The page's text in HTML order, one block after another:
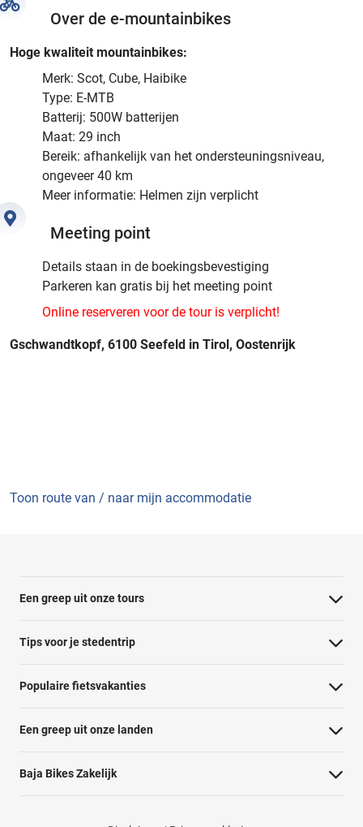
Over de e-mountainbikes
Hoge kwaliteit mountainbikes:
Merk: Scot, Cube, Haibike
Type: E-MTB
Batterij: 500W batterijen
Maat: 29 inch
Bereik: afhankelijk van het ondersteuningsniveau,
ongeveer 40 km
Meer informatie: Helmen zijn verplicht
Meeting point
Details staan in de boekingsbevestiging
Parkeren kan gratis bij het meeting point
Online reserveren voor de tour is verplicht!
Gschwandtkopf, 6100 Seefeld in Tirol, Oostenrijk
Toon route van / naar mijn accommodatie
Een greep uit onze tours
Barcelona Panorama tour
Dubai Highlights fietstour
Dublin fietstour
Kaapstad Township tour
Krakau Highlights fietstour
Tips voor je stedentrip
Wat te doen in Amsterdam
Wat te doen in Barcelona
Wat te doen in Berlijn
Wat te doen in Boedapest
Wat te doen in Lissabon
Populaire fietsvakanties
Fietsvakantie Duitsland
Fietsvakantie Frankrijk
Fietsvakantie Italie
Een greep uit onze landen
Belgie
Denemarken
Baja Bikes Zakelijk